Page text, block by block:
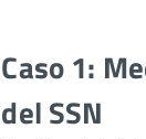
Caso 1:
del SSN